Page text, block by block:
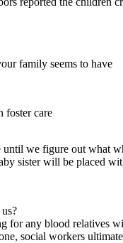
family seems to have
foster care
until we figure out what
sister will be placed
for any blood relatives
social workers